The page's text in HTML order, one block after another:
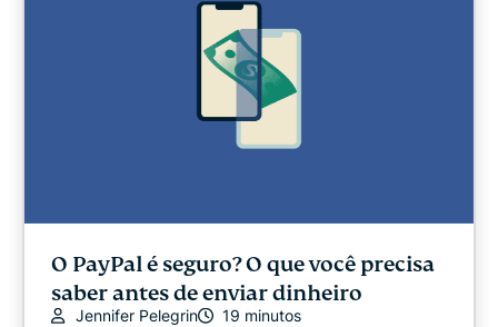
O PayPal é seguro? O que você precisa
saber antes de enviar dinheiro
Jennifer Pelegrin 19 minutos